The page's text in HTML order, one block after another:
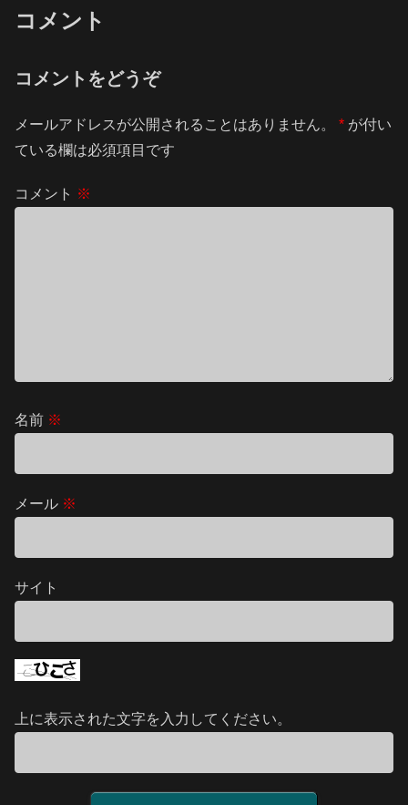
コメント
コメントをどうぞ
メールアドレスが公開されることはありません。 * が付い
ている欄は必須項目です
コメント ※
名前 ※
メール ※
サイト
上に表示された文字を入力してください。